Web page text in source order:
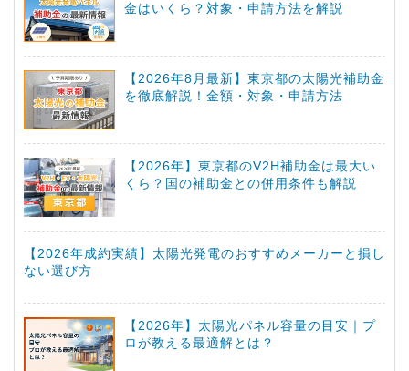
金はいくら？対象・申請方法を解説
【2026年8月最新】東京都の太陽光補助金
を徹底解説！金額・対象・申請方法
【2026年】東京都のV2H補助金は最大い
くら？国の補助金との併用条件も解説
【2026年成約実績】太陽光発電のおすすめメーカーと損し
ない選び方
【2026年】太陽光パネル容量の目安｜プ
ロが教える最適解とは？